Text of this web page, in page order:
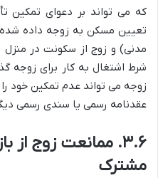
که می تواند بر دعوای تمکین
مدنی) و زوج از سکونت در منزل
شرط اشتغال به کار برای زوجه
زوجه می تواند عدم تمکین خود
عقدنامه رسمی یا سندی رسمی
۳.۶. ممانعت زوج
مشترک